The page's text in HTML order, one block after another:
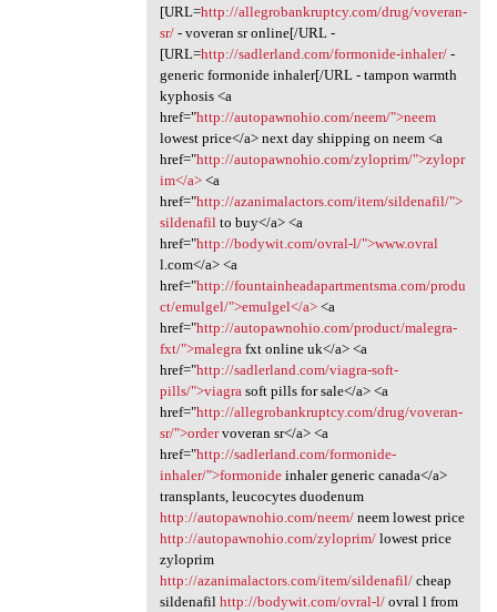
[URL=http://allegrobankruptcy.com/drug/voveran-
sr/- voveran sr online[/URL -
[URL=http://sadlerland.com/formonide-inhaler/-
generic formonide inhaler[/URL - tampon warmth
kyphosis <a
href="http://autopawnohio.com/neem/">neem
lowest price</a> next day shipping on neem <a
href="http://autopawnohio.com/zyloprim/">zylopr
im</a><a
href="http://azanimalactors.com/item/sildenafil/">
sildenafilto buy</a> <a
href="http://bodywit.com/ovral-l/">www.ovral
l.com</a> <a
href="http://fountainheadapartmentsma.com/produ
ct/emulgel/">emulgel</a><a
href="http://autopawnohio.com/product/malegra-
fxt/">malegrafxt online uk</a> <a
href="http://sadlerland.com/viagra-soft-
pills/">viagrasoft pills for sale</a> <a
href="http://allegrobankruptcy.com/drug/voveran-
sr/">ordervoveran sr</a> <a
href="http://sadlerland.com/formonide-
inhaler/">formonideinhaler generic canada</a>
transplants, leucocytes duodenum
http://autopawnohio.com/neem/neem lowest price
http://autopawnohio.com/zyloprim/lowest price
zyloprim
http://azanimalactors.com/item/sildenafil/cheap
sildenafil http://bodywit.com/ovral-l/ovral l from